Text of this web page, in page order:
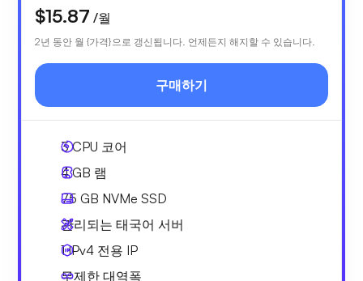
$15.87 /월
2년 동안 월 {가격}으로 갱신됩니다. 언제든지 해지할 수 있습니다.
구매하기
3CPU 코어
4 GB 램
75 GB NVMe SSD
관리되는 태국어 서버
1 IPv4 전용 IP
무제한 대역폭